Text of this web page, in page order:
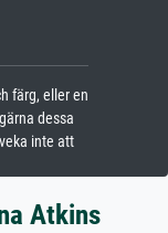
färg, eller en
dessa
inte att
Atkins